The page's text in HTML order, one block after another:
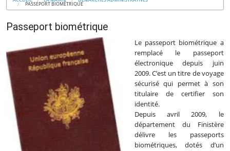
PASSEPORT BIOMÉTRIQUE
Passeport biométrique
Le passeport biométrique a
remplacé le passeport
électronique depuis juin
2009. C’est un titre de voyage
sécurisé qui permet à son
titulaire de certifier son
identité.
Depuis avril 2009, le
département du Finistère
délivre les passeports
biométriques, dotés d’un